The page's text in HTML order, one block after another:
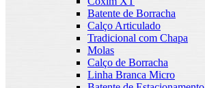
Batente de Borracha
Calço Articulado
Tradicional com Chapa
Molas
Calço de Borracha
Linha Branca Micro